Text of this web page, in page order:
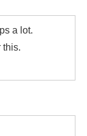
a lot.
this.